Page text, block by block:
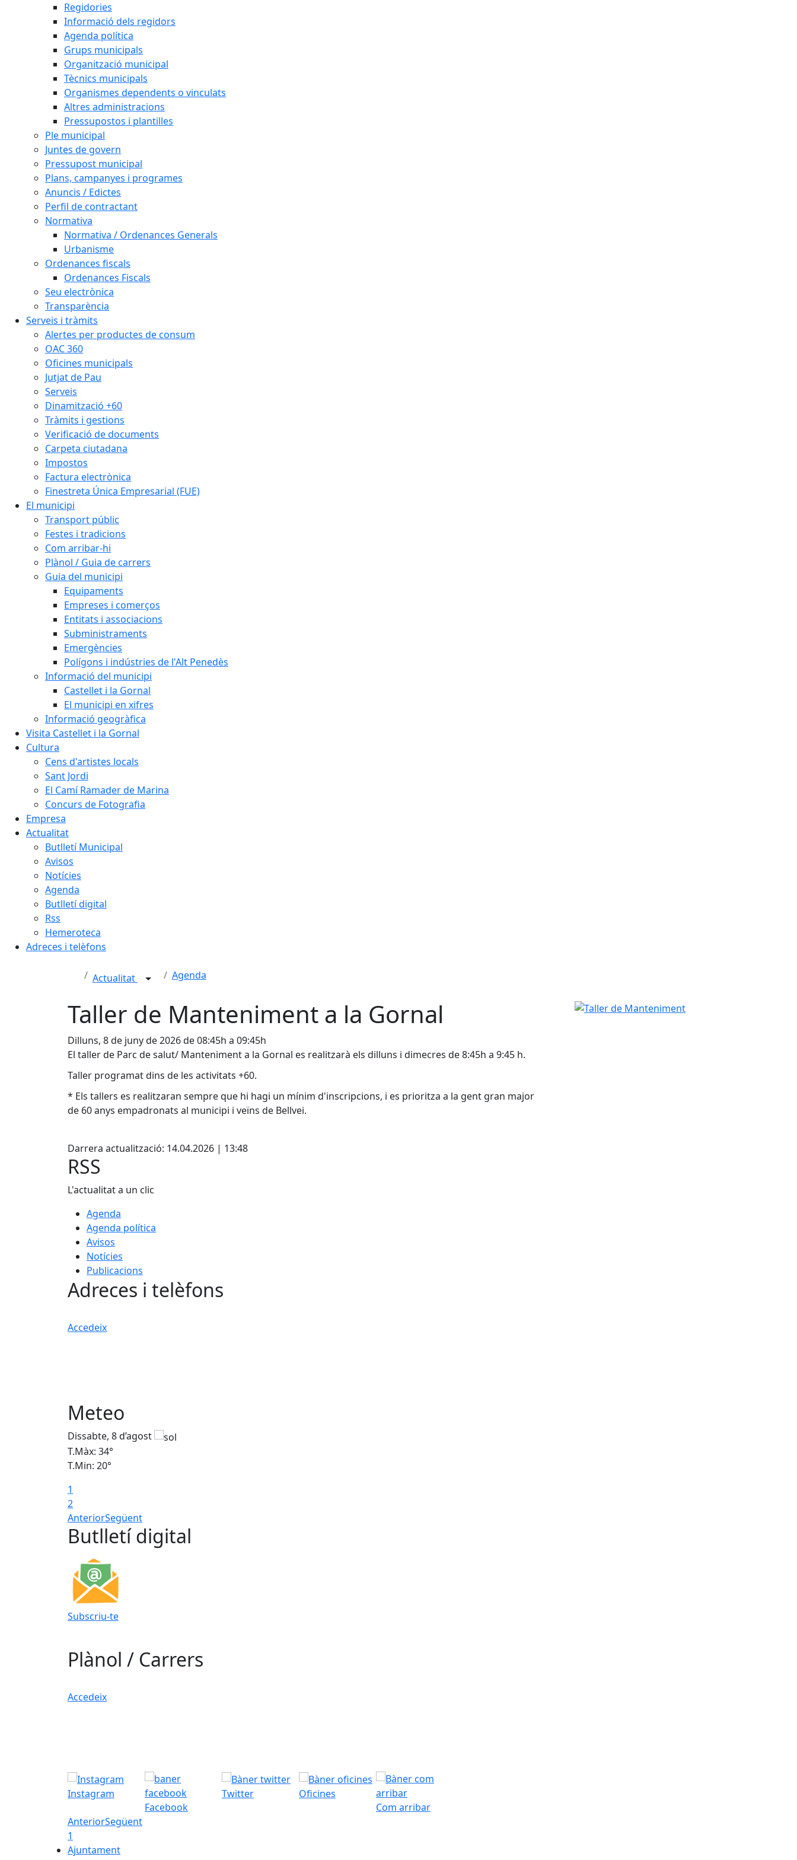
Regidories
Informació dels regidors
Agenda política
Grups municipals
Organització municipal
Tècnics municipals
Organismes dependents o vinculats
Altres administracions
Pressupostos i plantilles
Ple municipal
Juntes de govern
Pressupost municipal
Plans, campanyes i programes
Anuncis / Edictes
Perfil de contractant
Normativa
Normativa / Ordenances Generals
Urbanisme
Ordenances fiscals
Ordenances Fiscals
Seu electrònica
Transparència
Serveis i tràmits
Alertes per productes de consum
OAC 360
Oficines municipals
Jutjat de Pau
Serveis
Dinamització +60
Tràmits i gestions
Verificació de documents
Carpeta ciutadana
Impostos
Factura electrònica
Finestreta Única Empresarial (FUE)
El municipi
Transport públic
Festes i tradicions
Com arribar-hi
Plànol / Guia de carrers
Guia del municipi
Equipaments
Empreses i comerços
Entitats i associacions
Subministraments
Emergències
Polígons i indústries de l'Alt Penedès
Informació del municipi
Castellet i la Gornal
El municipi en xifres
Informació geogràfica
Visita Castellet i la Gornal
Cultura
Cens d'artistes locals
Sant Jordi
El Camí Ramader de Marina
Concurs de Fotografia
Empresa
Actualitat
Butlletí Municipal
Avisos
Notícies
Agenda
Butlletí digital
Rss
Hemeroteca
Adreces i telèfons
Actualitat Agenda
Taller de Manteniment a la Gornal
Dilluns, 8 de juny de 2026 de 08:45h a 09:45h
El taller de Parc de salut/ Manteniment a la Gornal es realitzarà els dilluns i dimecres de 8:45h a 9:45 h.
Taller programat dins de les activitats +60.
* Els tallers es realitzaran sempre que hi hagi un mínim d'inscripcions, i es prioritza a la gent gran major
de 60 anys empadronats al municipi i veïns de Bellvei.
Darrera actualització: 14.04.2026 | 13:48
Taller de Manteniment
RSS
L'actualitat a un clic
Agenda
Agenda política
Avisos
Notícies
Publicacions
Adreces i telèfons
Accedeix
Meteo
Dissabte, 8 d’agost
T.Màx: 34°
T.Min: 20°
1
2
AnteriorSegüent
Butlletí digital
Subscriu-te
Plànol / Carrers
Accedeix
Instagram
Facebook
Twitter
Oficines
Com arribar
AnteriorSegüent
1
Ajuntament